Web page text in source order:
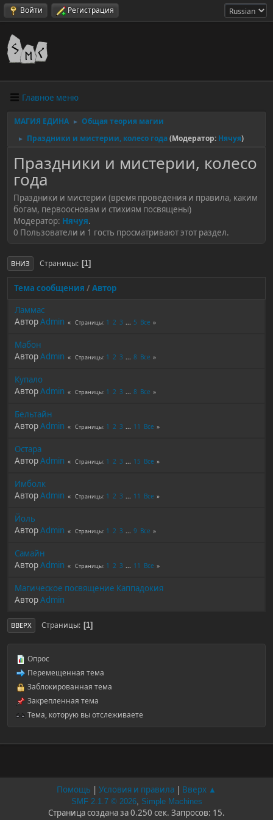
Войти Регистрация
Главное меню
МАГИЯ ЕДИНА ► Общая теория магии
► Праздники и мистерии, колесо года(Модератор: Нячуя)
Праздники и мистерии, колесо
года
Праздники и мистерии (время проведения и правила, каким
богам, первоосновам и стихиям посвящены)
Модератор: Нячуя.
0 Пользователи и 1 гость просматривают этот раздел.
ВНИЗ Страницы 1
Тема сообщения / Автор
Ламмас
АвторAdmin Страницы 1 2 3 ... 5 Все
Мабон
АвторAdmin Страницы 1 2 3 ... 8 Все
Купало
АвторAdmin Страницы 1 2 3 ... 8 Все
Бельтайн
АвторAdmin Страницы 1 2 3 ... 11 Все
Остара
АвторAdmin Страницы 1 2 3 ... 15 Все
Имболк
АвторAdmin Страницы 1 2 3 ... 11 Все
Йоль
АвторAdmin Страницы 1 2 3 ... 9 Все
Самайн
АвторAdmin Страницы 1 2 3 ... 11 Все
Магическое посвящение Каппадокия
АвторAdmin
ВВЕРХ Страницы 1
Опрос
Перемещенная тема
Заблокированная тема
Закрепленная тема
Тема, которую вы отслеживаете
Помощь Условия и правила Вверх ▲
SMF 2.1.7 © 2026, Simple Machines
Страница создана за 0.250 сек. Запросов: 15.